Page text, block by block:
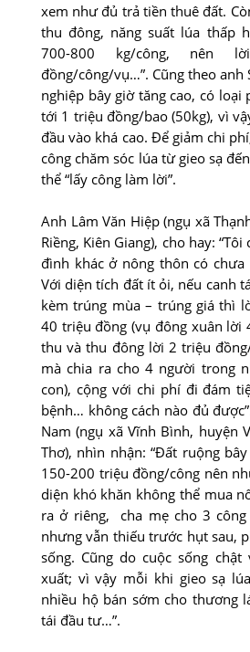
xem như đủ trả tiền thuê đất.
thu đông, năng suất lúa thấp
700-800 kg/công, nên
đồng/công/vụ…”. Cũng theo anh
nghiệp bây giờ tăng cao, có loại
tới 1 triệu đồng/bao (50kg), vì
đầu vào khá cao. Để giảm chi
công chăm sóc lúa từ gieo sạ
thể “lấy công làm lời”.
Anh Lâm Văn Hiệp (ngụ xã
Riềng, Kiên Giang), cho hay:
đình khác ở nông thôn có chưa
Với diện tích đất ít ỏi, nếu canh
kèm trúng mùa – trúng giá thì
40 triệu đồng (vụ đông xuân lời
thu và thu đông lời 2 triệu
mà chia ra cho 4 người trong
con), cộng với chi phí đi đám
bệnh… không cách nào đủ
Nam (ngụ xã Vĩnh Bình, huyện
Thơ), nhìn nhận: “Đất ruộng
150-200 triệu đồng/công nên
diện khó khăn không thể mua
ra ở riêng, cha mẹ cho 3
nhưng vẫn thiếu trước hụt sau,
sống. Cũng do cuộc sống
xuất; vì vậy mỗi khi gieo sạ
nhiều hộ bán sớm cho thương
tái đầu tư…”.